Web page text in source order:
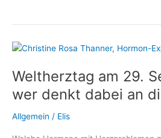
retten!
Weltherztag am 29.
wer denkt dabei an
Allgemein / Elis